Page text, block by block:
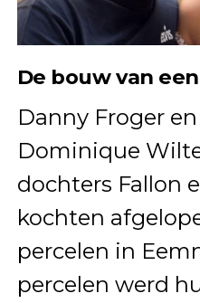
De bouw van
Danny Froger
Dominique
dochters Fallon
kochten
percelen in
percelen werd